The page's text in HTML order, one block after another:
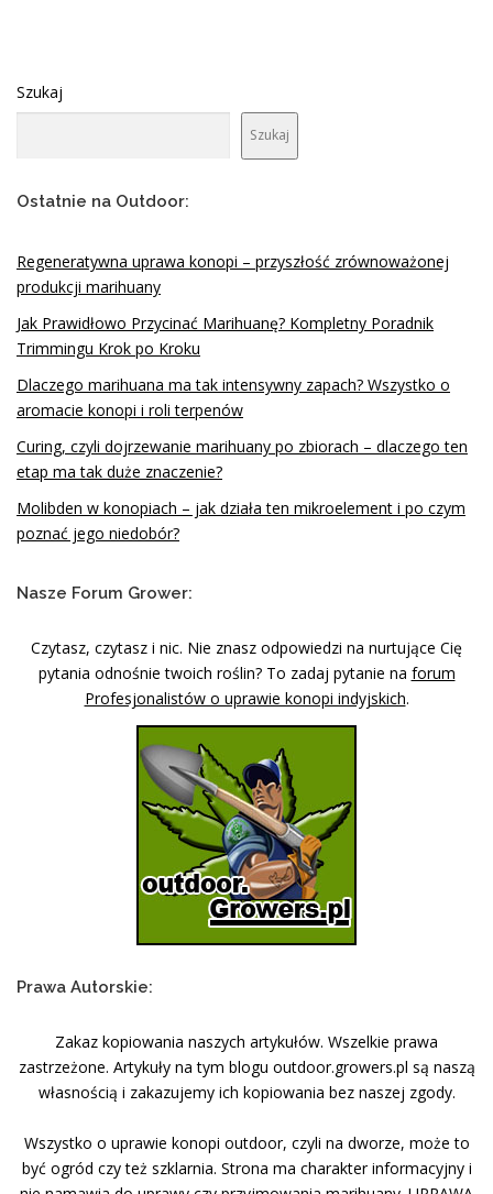
a
p
p
s
a
c
h
Szukaj
Szukaj
Ostatnie na Outdoor:
Regeneratywna uprawa konopi – przyszłość zrównoważonej
produkcji marihuany
Jak Prawidłowo Przycinać Marihuanę? Kompletny Poradnik
Trimmingu Krok po Kroku
Dlaczego marihuana ma tak intensywny zapach? Wszystko o
aromacie konopi i roli terpenów
Curing, czyli dojrzewanie marihuany po zbiorach – dlaczego ten
etap ma tak duże znaczenie?
Molibden w konopiach – jak działa ten mikroelement i po czym
poznać jego niedobór?
Nasze Forum Grower:
Czytasz, czytasz i nic. Nie znasz odpowiedzi na nurtujące Cię
pytania odnośnie twoich roślin? To zadaj pytanie na forum
Profesjonalistów o uprawie konopi indyjskich.
Prawa Autorskie:
Zakaz kopiowania naszych artykułów. Wszelkie prawa
zastrzeżone. Artykuły na tym blogu outdoor.growers.pl są naszą
własnością i zakazujemy ich kopiowania bez naszej zgody.
Wszystko o uprawie konopi outdoor, czyli na dworze, może to
być ogród czy też szklarnia. Strona ma charakter informacyjny i